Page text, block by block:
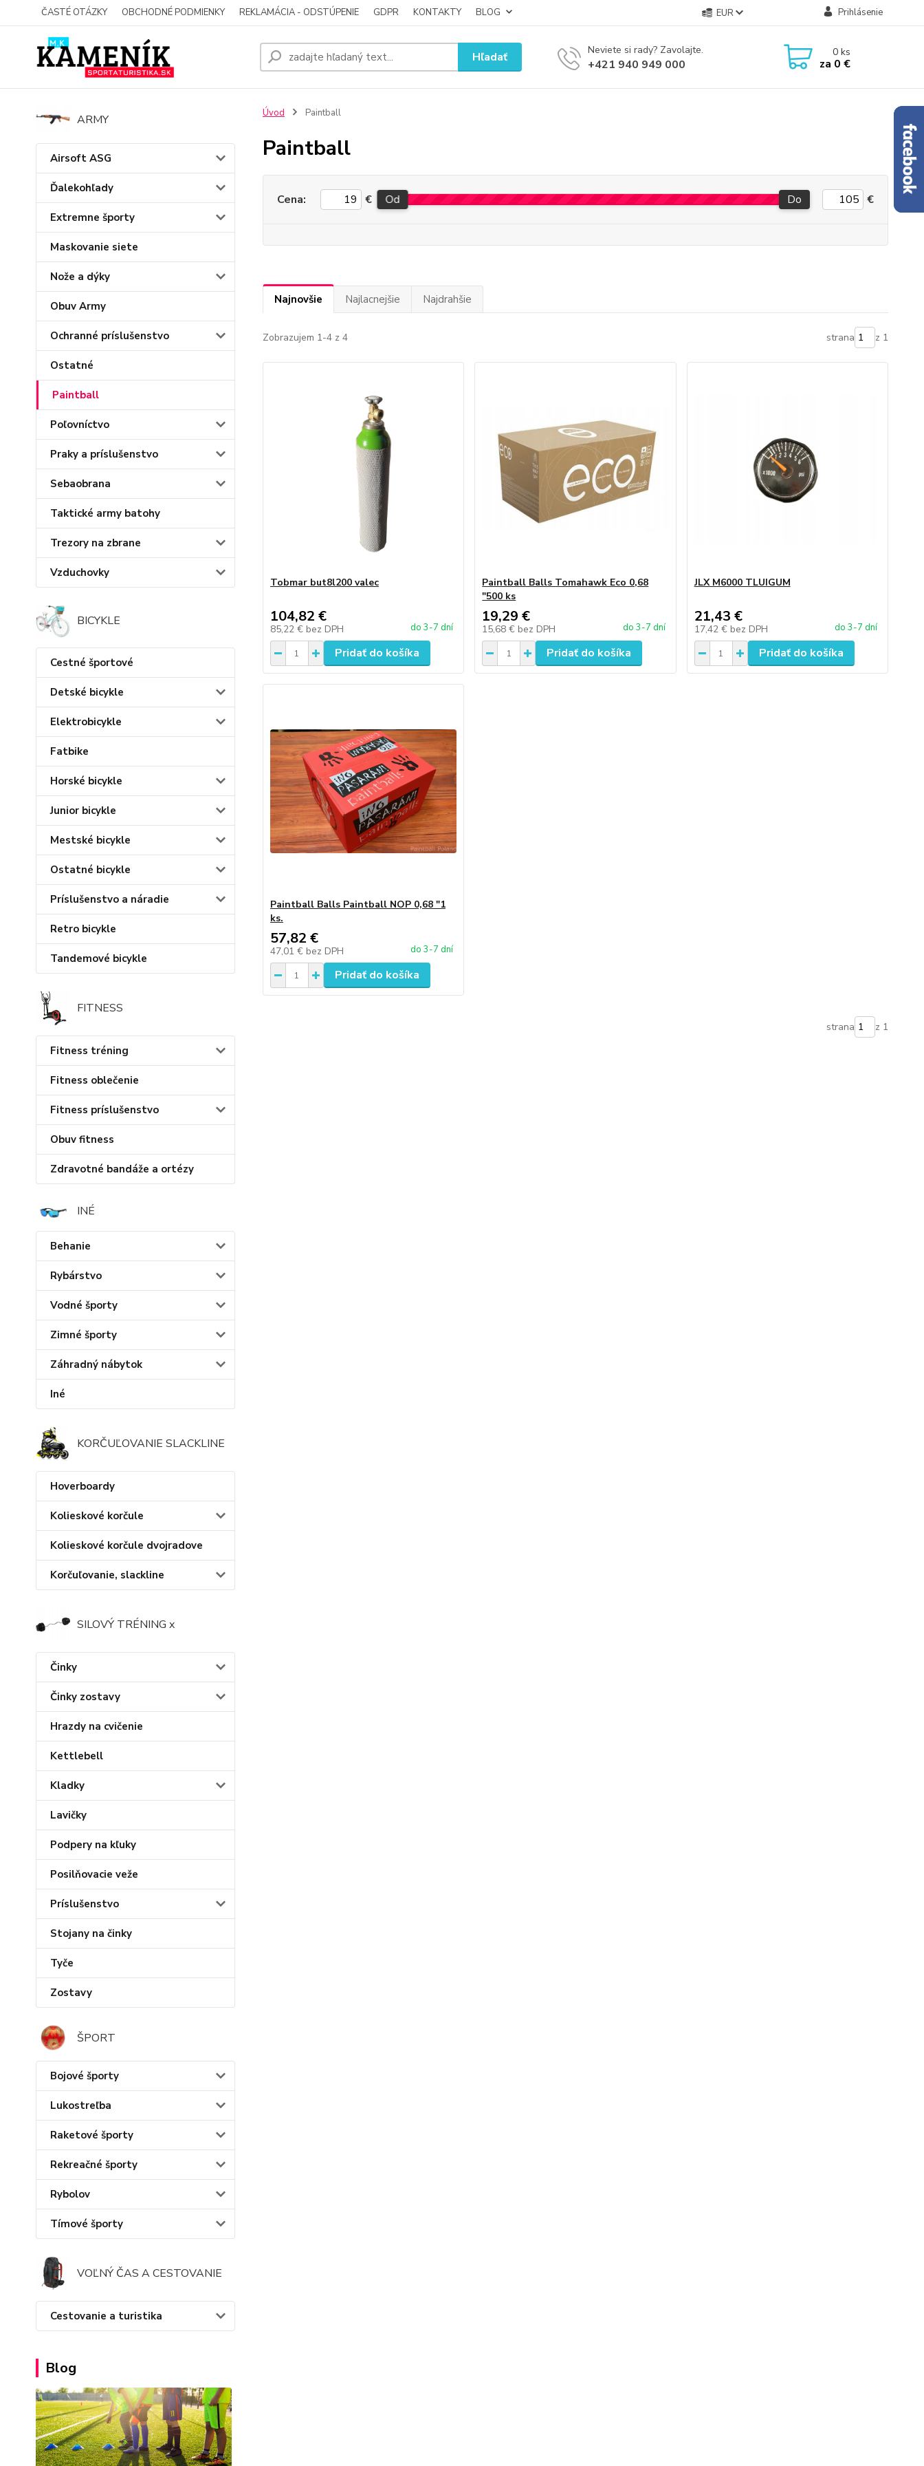
ČASTÉ OTÁZKY OBCHODNÉ PODMIENKY REKLAMÁCIA - ODSTÚPENIE GDPR KONTAKTY BLOG EUR Prihlásenie
Hľadať Neviete si rady? Zavolajte.
+421 940 949 000
0ks
za 0 €
ARMY
Airsoft ASG
Ďalekohľady
Extremne športy
Maskovanie siete
Nože a dýky
Obuv Army
Ochranné príslušenstvo
Ostatné
Paintball
Poľovníctvo
Praky a príslušenstvo
Sebaobrana
Taktické army batohy
Trezory na zbrane
Vzduchovky
BICYKLE
Cestné športové
Detské bicykle
Elektrobicykle
Fatbike
Horské bicykle
Junior bicykle
Mestské bicykle
Ostatné bicykle
Príslušenstvo a náradie
Retro bicykle
Tandemové bicykle
FITNESS
Fitness tréning
Fitness oblečenie
Fitness príslušenstvo
Obuv fitness
Zdravotné bandáže a ortézy
INÉ
Behanie
Rybárstvo
Vodné športy
Zimné športy
Záhradný nábytok
Iné
KORČUĽOVANIE SLACKLINE
Hoverboardy
Kolieskové korčule
Kolieskové korčule dvojradove
Korčuľovanie, slackline
SILOVÝ TRÉNING x
Činky
Činky zostavy
Hrazdy na cvičenie
Kettlebell
Kladky
Lavičky
Podpery na kľuky
Posilňovacie veže
Príslušenstvo
Stojany na činky
Tyče
Zostavy
ŠPORT
Bojové športy
Lukostreľba
Raketové športy
Rekreačné športy
Rybolov
Tímové športy
VOĽNÝ ČAS A CESTOVANIE
Cestovanie a turistika
Blog
Úvod Paintball
Paintball
Cena: € Od Do €
Najnovšie Najlacnejšie Najdrahšie
Zobrazujem 1-4 z 4 strana z 1
Tobmar but8l200 valec
104,82 €
85,22 € bez DPH do 3-7 dní
Pridať do košíka
Paintball Balls Tomahawk Eco 0,68
"500 ks
19,29 €
15,68 € bez DPH do 3-7 dní
Pridať do košíka
JLX M6000 TLUIGUM
21,43 €
17,42 € bez DPH do 3-7 dní
Pridať do košíka
Paintball Balls Paintball NOP 0,68 "1
ks.
57,82 €
47,01 € bez DPH do 3-7 dní
Pridať do košíka
strana z 1